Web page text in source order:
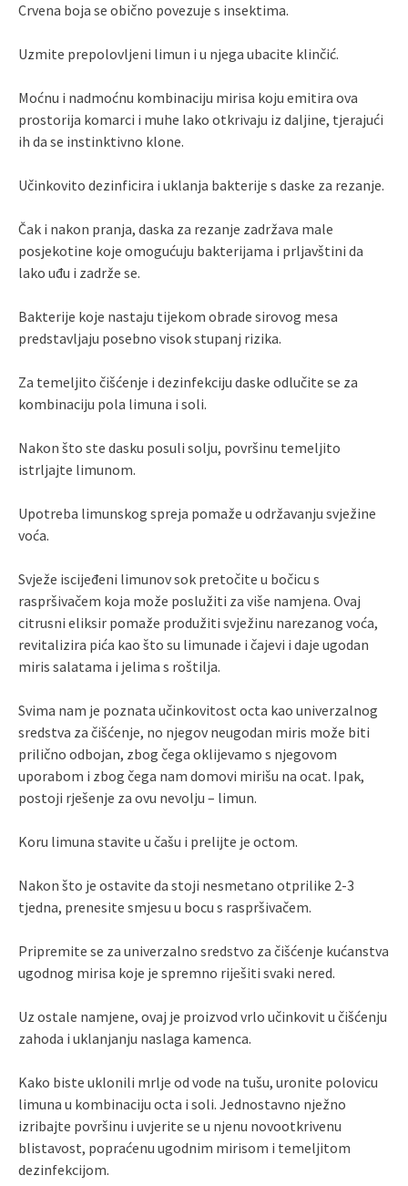
Crvena boja se obično povezuje s insektima.
Uzmite prepolovljeni limun i u njega ubacite klinčić.
Moćnu i nadmoćnu kombinaciju mirisa koju emitira ova
prostorija komarci i muhe lako otkrivaju iz daljine, tjerajući
ih da se instinktivno klone.
Učinkovito dezinficira i uklanja bakterije s daske za rezanje.
Čak i nakon pranja, daska za rezanje zadržava male
posjekotine koje omogućuju bakterijama i prljavštini da
lako uđu i zadrže se.
Bakterije koje nastaju tijekom obrade sirovog mesa
predstavljaju posebno visok stupanj rizika.
Za temeljito čišćenje i dezinfekciju daske odlučite se za
kombinaciju pola limuna i soli.
Nakon što ste dasku posuli solju, površinu temeljito
istrljajte limunom.
Upotreba limunskog spreja pomaže u održavanju svježine
voća.
Svježe iscijeđeni limunov sok pretočite u bočicu s
raspršivačem koja može poslužiti za više namjena. Ovaj
citrusni eliksir pomaže produžiti svježinu narezanog voća,
revitalizira pića kao što su limunade i čajevi i daje ugodan
miris salatama i jelima s roštilja.
Svima nam je poznata učinkovitost octa kao univerzalnog
sredstva za čišćenje, no njegov neugodan miris može biti
prilično odbojan, zbog čega oklijevamo s njegovom
uporabom i zbog čega nam domovi mirišu na ocat. Ipak,
postoji rješenje za ovu nevolju – limun.
Koru limuna stavite u čašu i prelijte je octom.
Nakon što je ostavite da stoji nesmetano otprilike 2-3
tjedna, prenesite smjesu u bocu s raspršivačem.
Pripremite se za univerzalno sredstvo za čišćenje kućanstva
ugodnog mirisa koje je spremno riješiti svaki nered.
Uz ostale namjene, ovaj je proizvod vrlo učinkovit u čišćenju
zahoda i uklanjanju naslaga kamenca.
Kako biste uklonili mrlje od vode na tušu, uronite polovicu
limuna u kombinaciju octa i soli. Jednostavno nježno
izribajte površinu i uvjerite se u njenu novootkrivenu
blistavost, popraćenu ugodnim mirisom i temeljitom
dezinfekcijom.